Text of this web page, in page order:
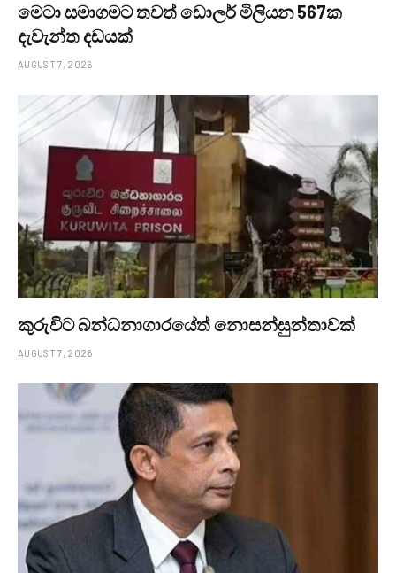
මෙටා සමාගමට තවත් ඩොලර් මිලියන 567ක
දැවැන්ත දඩයක්
AUGUST 7, 2026
කුරුවිට බන්ධනාගාරයේත් නොසන්සුන්තාවක්
AUGUST 7, 2026